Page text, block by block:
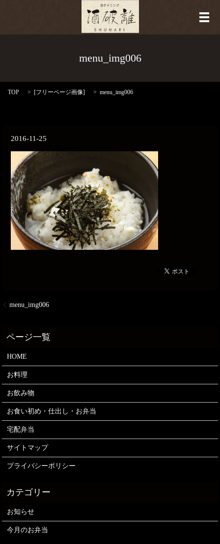
メ
menu_img006
TOP [フリーページ画像] menu_img006
2016-11-25
menu_img006
HOME
お料理
お飲み物
お食い初め・仕出し・お弁当
宅配弁当
サイトマップ
プライバシーポリシー
お知らせ
今月のお弁当